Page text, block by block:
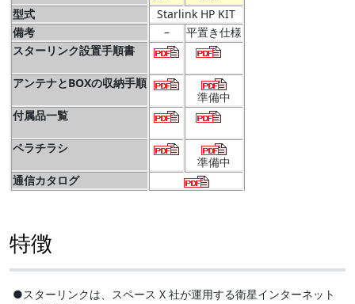
型式
Starlink HP KIT
備考
–
平置き仕様
スターリンク設置手順書
アンテナとBOXの収納手順
準備中
付属品一覧
ペラチラシ
準備中
通信カタログ
特徴
●スターリンクは、スペース X 社が運用する衛星インターネット